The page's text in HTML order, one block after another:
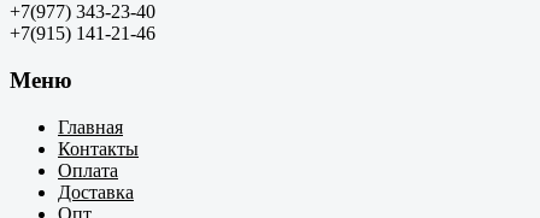
+7(977) 343-23-40
+7(915) 141-21-46
Меню
Главная
Контакты
Оплата
Доставка
Опт